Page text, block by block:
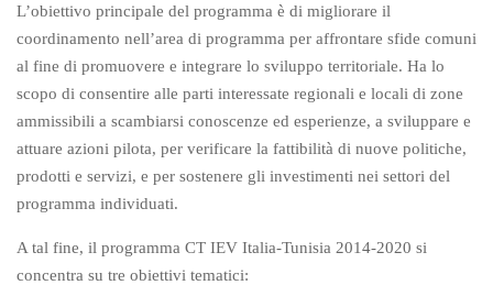
L’obiettivo principale del programma è di migliorare il
coordinamento nell’area di programma per affrontare sfide comuni
al fine di promuovere e integrare lo sviluppo territoriale. Ha lo
scopo di consentire alle parti interessate regionali e locali di zone
ammissibili a scambiarsi conoscenze ed esperienze, a sviluppare e
attuare azioni pilota, per verificare la fattibilità di nuove politiche,
prodotti e servizi, e per sostenere gli investimenti nei settori del
programma individuati.
A tal fine, il programma CT IEV Italia-Tunisia 2014-2020 si
concentra su tre obiettivi tematici: